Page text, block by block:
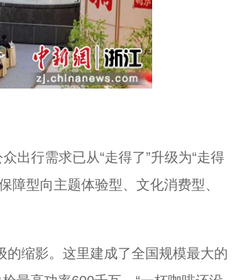
行需求已从“走得了”升级为“走得
障型向主题体验型、文化消费型、
缩影。这里建成了全国规模最大的